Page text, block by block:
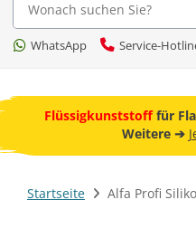
Suche
WhatsApp Service-
Flüssigkunststofffür
Weitere ➔
Startseite Alfa Profi